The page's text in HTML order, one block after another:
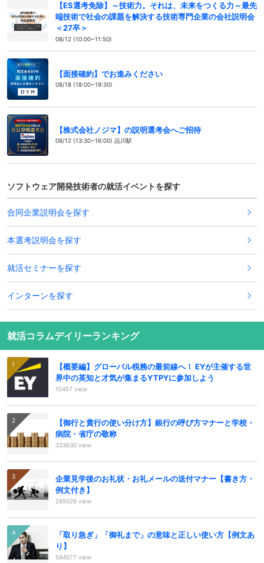
【ES選考免除】～技術力。それは、未来をつくる力～最先
端技術で社会の課題を解決する技術専門企業の会社説明会
＜27卒＞
08/12 (10:00~11:50)
【面接確約】でお進みください
08/18 (18:00~19:30)
【株式会社ノジマ】の説明選考会へご招待
08/12 (13:30~16:00) 品川駅
ソフトウェア開発技術者の就活イベントを探す
合同企業説明会を探す
本選考説明会を探す
就活セミナーを探す
インターンを探す
就活コラムデイリーランキング
【概要編】グローバル税務の最前線へ！ EYが主催する世
界中の英知と才気が集まるYTPYに参加しよう
10457 view
【御行と貴行の使い分け方】銀行の呼び方マナーと学校・
病院・省庁の敬称
333630 view
企業見学後のお礼状・お礼メールの送付マナー【書き方・
例文付き】
285026 view
「取り急ぎ」「御礼まで」の意味と正しい使い方【例文あ
り】
584577 view